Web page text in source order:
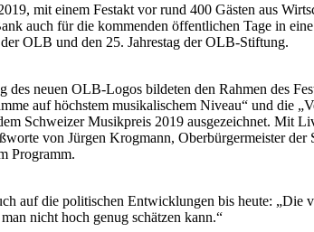
mit einem Festakt vor rund 400 Gästen aus
auch für die kommenden öffentlichen Tage in
OLB und den 25. Jahrestag der OLB-Stiftung.
neuen OLB-Logos bildeten den Rahmen des
auf höchstem musikalischem Niveau“ und die
Schweizer Musikpreis 2019 ausgezeichnet. Mit
von Jürgen Krogmann, Oberbürgermeister
Programm.
auf die politischen Entwicklungen bis heute: „Die
nicht hoch genug schätzen kann.“